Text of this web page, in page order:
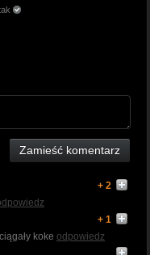
Zamieść komentarz
+ 2
+ 1
koke odpowiedz